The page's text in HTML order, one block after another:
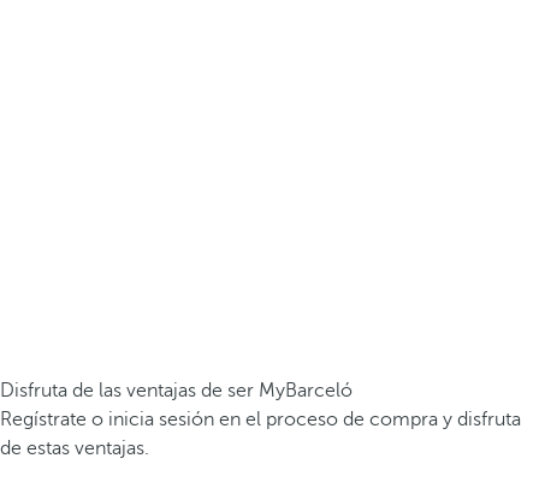
Disfruta de las ventajas de ser MyBarceló
Regístrate o inicia sesión en el proceso de compra y disfruta
de estas ventajas.